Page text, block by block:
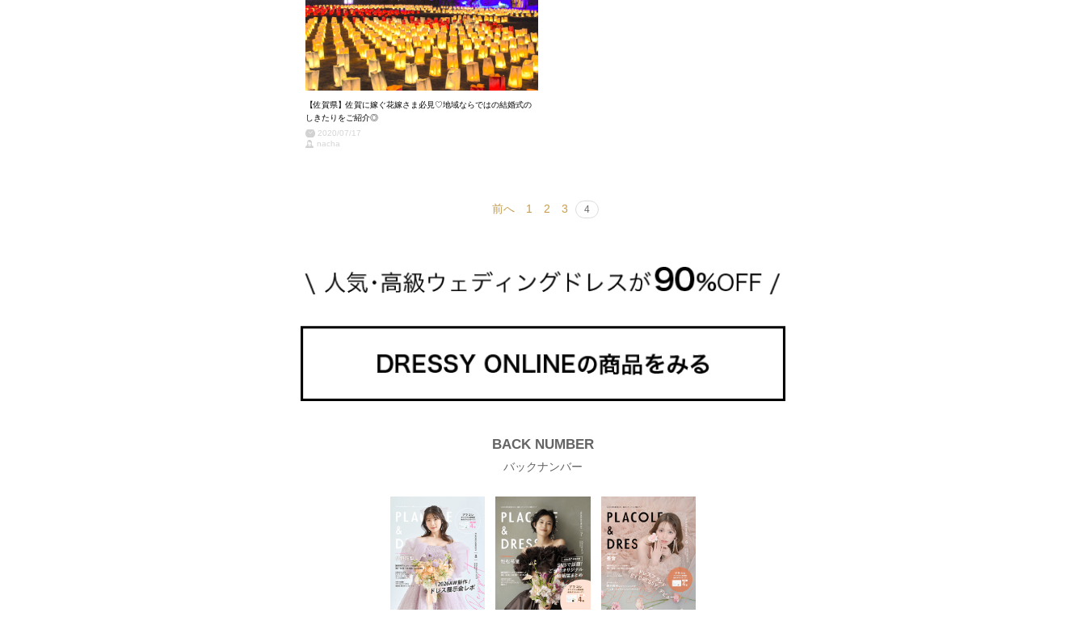
【佐賀県】佐賀に嫁ぐ花嫁さま必見♡地域ならではの結婚式の
しきたりをご紹介◎
2020/07/17
nacha
前へ 1 2 3 4
BACK NUMBER
バックナンバー